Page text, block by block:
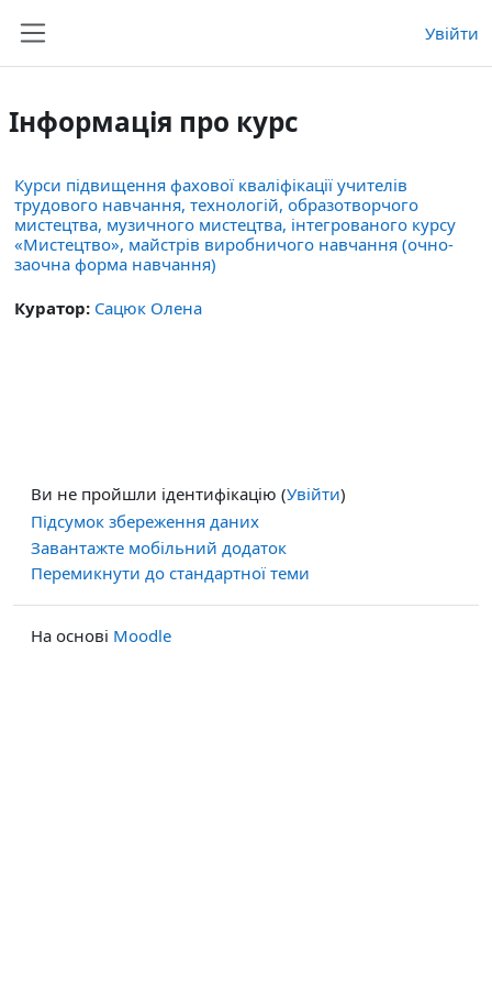
Увійти
Інформація про курс
Курси підвищення фахової кваліфікації учителів
трудового навчання, технологій, образотворчого
мистецтва, музичного мистецтва, інтегрованого курсу
«Мистецтво», майстрів виробничого навчання (очно-
заочна форма навчання)
Куратор: Сацюк Олена
Ви не пройшли ідентифікацію (Увійти)
Підсумок збереження даних
Завантажте мобільний додаток
Перемикнути до стандартної теми
На основі Moodle